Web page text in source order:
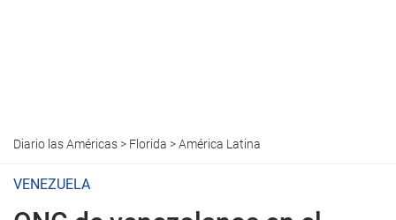
Diario las Américas> Florida >América Latina
VENEZUELA